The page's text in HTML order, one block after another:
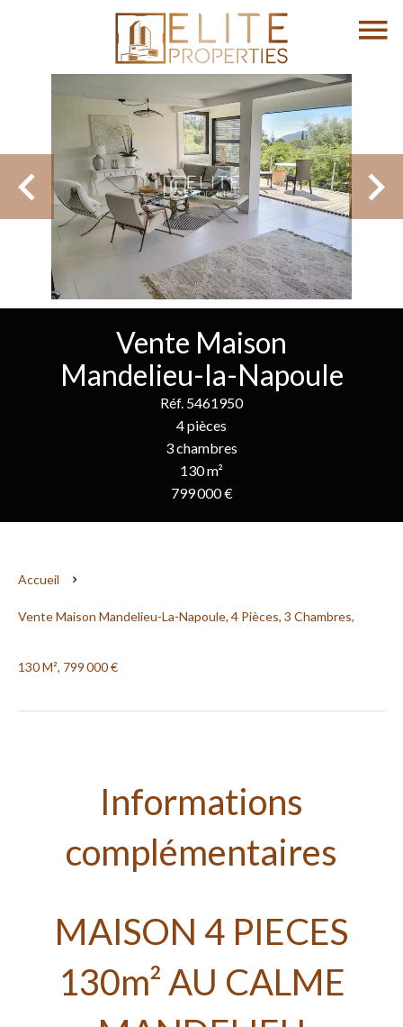
Vente Maison
Mandelieu-la-Napoule
Réf. 5461950
4 pièces
3 chambres
130 m²
799 000 €
Accueil
Vente Maison Mandelieu-La-Napoule, 4 Pièces, 3 Chambres,
130 M², 799 000 €
Informations
complémentaires
MAISON 4 PIECES
130m² AU CALME